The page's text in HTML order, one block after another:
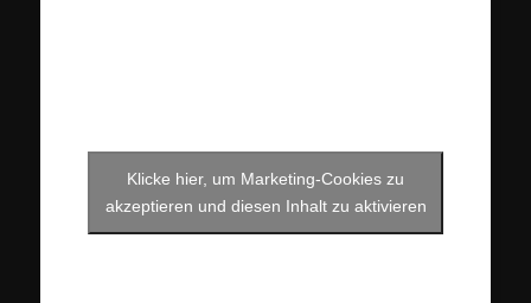
Klicke hier, um Marketing-Cookies zu
akzeptieren und diesen Inhalt zu aktivieren